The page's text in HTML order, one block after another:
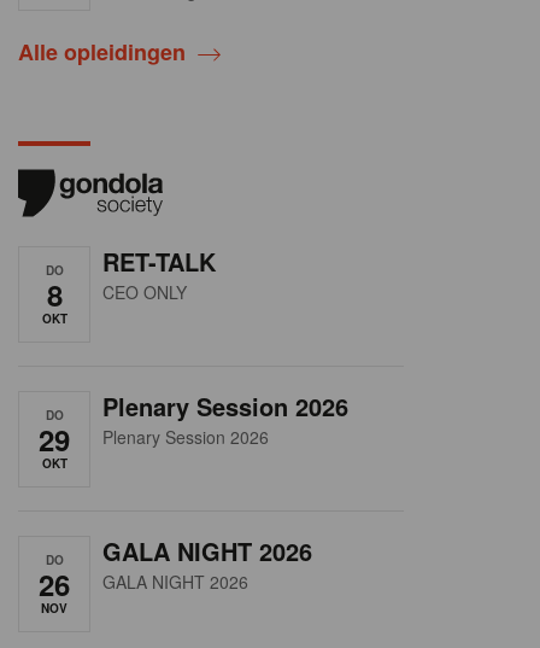
Alle opleidingen
DO
8
OKT
RET-TALK
CEO ONLY
DO
29
OKT
Plenary Session 2026
Plenary Session 2026
DO
26
NOV
GALA NIGHT 2026
GALA NIGHT 2026